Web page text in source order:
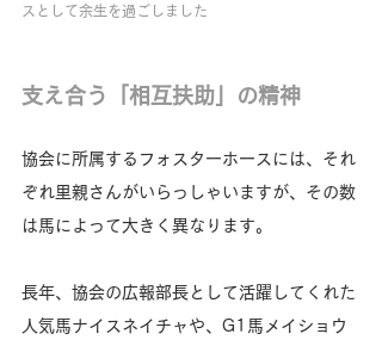
スとして余生を過ごしました
支え合う「相互扶助」の精神
協会に所属するフォスターホースには、それ
ぞれ里親さんがいらっしゃいますが、その数
は馬によって大きく異なります。
長年、協会の広報部長として活躍してくれた
人気馬ナイスネイチャや、G1馬メイショウ